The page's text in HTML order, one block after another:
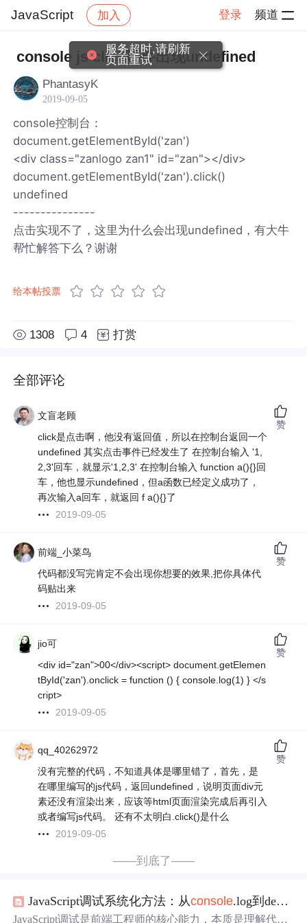
JavaScript 加入 登录 频道
JavaScript 帖子详情
console js click事件出现undefined
PhantasyK
2019-09-05
console控制台：
document.getElementById('zan')
<div class=​"zanlogo zan1" id=​"zan">​</div>​
document.getElementById('zan').click()
undefined
---------------
点击实现不了，这里为什么会出现undefined，有大牛
帮忙解答下么？谢谢
给本帖投票
1308 4 打赏
全部评论
文盲老顾
click是点击啊，他没有返回值，所以在控制台返回一个
undefined 其实点击事件已经发生了 在控制台输入 '1,
2,3'回车，就显示'1,2,3' 在控制台输入 function a(){}回
车，他也显示undefined，但a函数已经定义成功了，
再次输入a回车，就返回 f a(){}了
2019-09-05
赞
前端_小菜鸟
代码都没写完肯定不会出现你想要的效果,把你具体代
码贴出来
2019-09-05
赞
jio可
<div id="zan">​00</div>​ <script> document.getElemen
tById('zan').onclick = function () { console.log(1) } </s
cript>
2019-09-05
赞
qq_40262972
没有完整的代码，不知道具体是哪里错了，首先，是
在哪里编写的js代码，返回undefined，说明页面div元
素还没有渲染出来，应该等html页面渲染完成后再引入
或者编写js代码。 还有不太明白.click()是什么
2019-09-05
赞
——到底了——
JavaScript调试系统化方法：从console.log到debugger的精准定位
JavaScript调试是前端工程师的核心能力，本质是理解代码
服务超时,请刷新
页面重试